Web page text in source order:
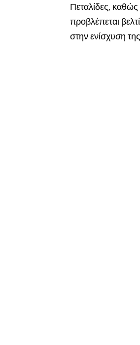
Πεταλίδες,
προβλέπεται
στην ενίσχυση